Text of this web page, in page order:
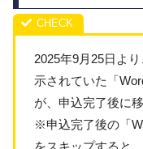
2025年9月25日よ
示されていた「
が、 申込完了後に
※申込完了後の「